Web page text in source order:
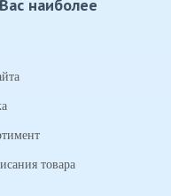
наиболее
товара